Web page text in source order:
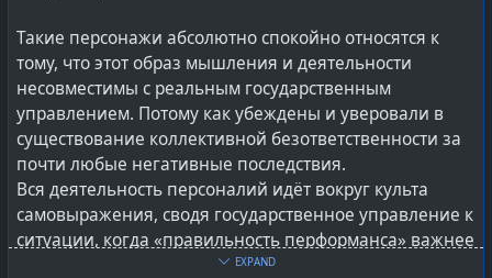
Такие персонажи абсолютно спокойно относятся к
тому, что этот образ мышления и деятельности
несовместимы с реальным государственным
управлением. Потому как убеждены и уверовали в
существование коллективной безответственности за
почти любые негативные последствия.
Вся деятельность персоналий идёт вокруг культа
самовыражения, сводя государственное управление к
ситуации, когда «правильность перформанса» важнее
достижения реальных результатов.
EXPAND